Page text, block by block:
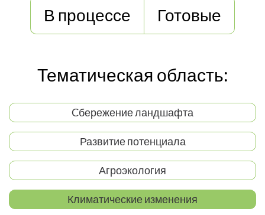
В процессе Готовые
Тематическая область:
Cбережение ландшафта
Развитие потенциала
Агроэкология
Климатические изменения